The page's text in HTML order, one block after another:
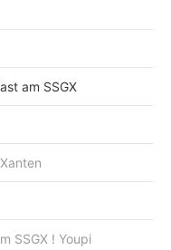
am SSGX
SSGX ! Youpi